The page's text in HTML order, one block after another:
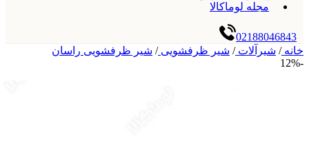
مجله لوماکالا
02188046843
خانه/ شیرآلات/ شیر ظرفشویی/ شیر ظرفشویی راسان
-12%